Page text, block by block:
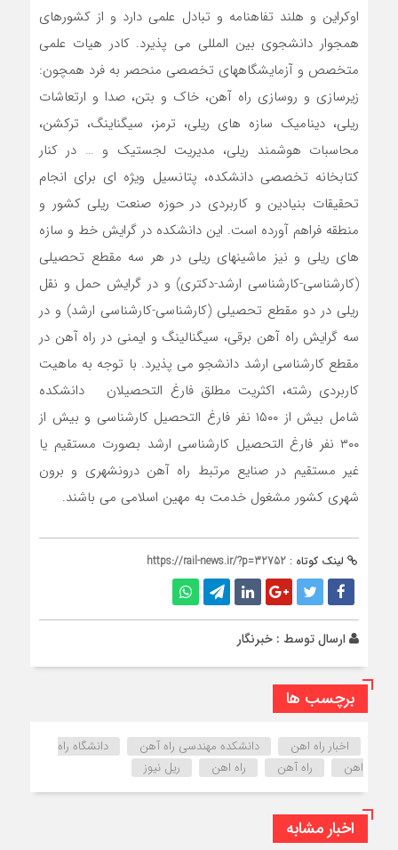
اوکراین و هلند تفاهنامه و تبادل علمی دارد و از کشورهای
همجوار دانشجوی بین المللی می پذیرد. کادر هیات علمی
متخصص و آزمایشگاههای تخصصی منحصر به فرد همچون:
زیرسازی و روسازی راه آهن، خاک و بتن، صدا و ارتعاشات
ریلی، دینامیک سازه های ریلی، ترمز، سیگناینگ، ترکشن،
محاسبات هوشمند ریلی، مدیریت لجستیک و … در کنار
کتابخانه تخصصی دانشکده، پتانسیل ویژه ای برای انجام
تحقیقات بنیادین و کاربردی در حوزه صنعت ریلی کشور و
منطقه فراهم آورده است. این دانشکده در گرایش خط و سازه
های ریلی و نیز ماشینهای ریلی در هر سه مقطع تحصیلی
(کارشناسی-کارشناسی ارشد-دکتری) و در گرایش حمل و نقل
ریلی در دو مقطع تحصیلی (کارشناسی-کارشناسی ارشد) و در
سه گرایش راه آهن برقی، سیگنالینگ و ایمنی در راه آهن در
مقطع کارشناسی ارشد دانشجو می پذیرد. با توجه به ماهیت
کاربردی رشته، اکثریت مطلق فارغ التحصیلان دانشکده
شامل بیش از ۱۵۰۰ نفر فارغ التحصیل کارشناسی و بیش از
۳۰۰ نفر فارغ التحصیل کارشناسی ارشد بصورت مستقیم یا
غیر مستقیم در صنایع مرتبط راه آهن درونشهری و برون
شهری کشور مشغول خدمت به مهین اسلامی می باشند.
لینک کوتاه : https://rail-news.ir/?p=32752
ارسال توسط : خبرنگار
برچسب ها
اخبار راه اهن دانشکده مهندسی راه آهن
دانشگاه راه
اهن
راه آهن راه اهن ریل نیوز
اخبار مشابه